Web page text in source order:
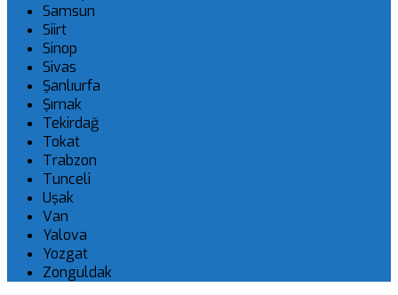
Samsun
Siirt
Sinop
Sivas
Şanlıurfa
Şırnak
Tekirdağ
Tokat
Trabzon
Tunceli
Uşak
Van
Yalova
Yozgat
Zonguldak